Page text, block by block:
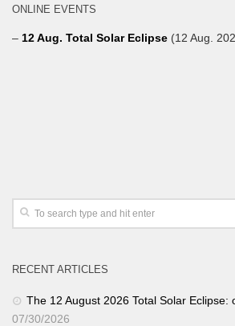
ONLINE EVENTS
– 12 Aug. Total Solar Eclipse (12 Aug.
RECENT ARTICLES
The 12 August 2026 Total Solar Eclipse:
07/30/2026